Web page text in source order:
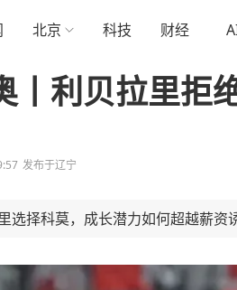
北京 科技 财经
丨利贝拉里拒
发布于辽宁
选择科莫，成长潜力如何超越薪资